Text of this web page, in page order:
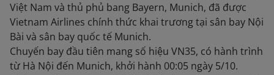
Việt Nam và thủ phủ bang Bayern, Munich, đã được
Vietnam Airlines chính thức khai trương tại sân bay Nội
Bài và sân bay quốc tế Munich.
Chuyến bay đầu tiên mang số hiệu VN35, có hành trình
từ Hà Nội đến Munich, khởi hành 00:05 ngày 5/10.